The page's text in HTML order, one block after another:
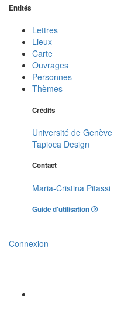
Entités
Lettres
Lieux
Carte
Ouvrages
Personnes
Thèmes
Crédits
Université de Genève
Tapioca Design
Contact
Maria-Cristina Pitassi
Guide d'utilisation
Connexion